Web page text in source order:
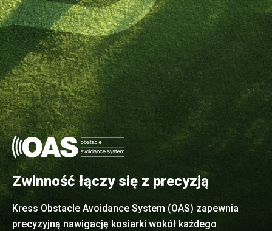
Zwinność łączy się z precyzją
Kress Obstacle Avoidance System (OAS) zapewnia
precyzyjną nawigację kosiarki wokół każdego